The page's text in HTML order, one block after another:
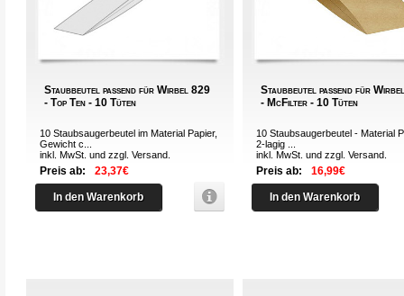
Staubbeutel passend für Wirbel 829
- Top Ten - 10 Tüten
10 Staubsaugerbeutel im Material Papier,
Gewicht c...
inkl. MwSt. und zzgl.Versand
Preis ab: 23,37€
In den Warenkorb
Staubbeutel passend für
- McFilter - 10 Tüten
10 Staubsaugerbeutel - Material
2-lagig ...
inkl. MwSt. und zzgl.Versand
Preis ab: 16,99€
In den Warenkorb